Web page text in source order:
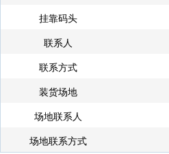
挂靠码头
联系人
联系方式
装货场地
场地联系人
场地联系方式